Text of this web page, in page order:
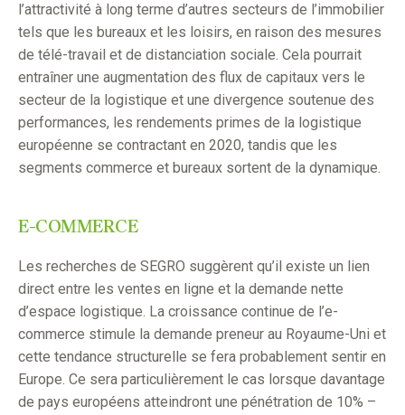
l’attractivité à long terme d’autres secteurs de l’immobilier
tels que les bureaux et les loisirs, en raison des mesures
de télé-travail et de distanciation sociale. Cela pourrait
entraîner une augmentation des flux de capitaux vers le
secteur de la logistique et une divergence soutenue des
performances, les rendements primes de la logistique
européenne se contractant en 2020, tandis que les
segments commerce et bureaux sortent de la dynamique.
E-COMMERCE
Les recherches de SEGRO suggèrent qu’il existe un lien
direct entre les ventes en ligne et la demande nette
d’espace logistique. La croissance continue de l’e-
commerce stimule la demande preneur au Royaume-Uni et
cette tendance structurelle se fera probablement sentir en
Europe. Ce sera particulièrement le cas lorsque davantage
de pays européens atteindront une pénétration de 10% –